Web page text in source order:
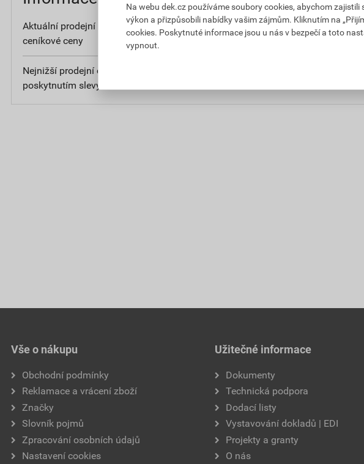
Aktuální prodejní cena po slevě 28% z
ceníkové ceny
63,36 Kč
bez DPH za ks
Nejnižší prodejní cena v době 30 dnů před
poskytnutím slevy
Vše o nákupu
Obchodní podmínky
Reklamace a vrácení zboží
Značky
Slovník pojmů
Zpracování osobních údajů
Nastavení cookies
Užitečné informace
Dokumenty
Technická podpora
Dodací listy
Vystavování dokladů | EDI
Projekty a granty
O nás
Na webu dek.cz používáme soubory cookies, abychom
výkon a přizpůsobili nabídky vašim zájmům. Kliknutím na
cookies. Poskytnuté informace jsou u nás v bezpečí a toto
vypnout.